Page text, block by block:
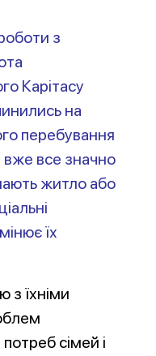
з
Карітасу
на
перебування
вже все значно
житло або
їх
з їхніми
сімей і